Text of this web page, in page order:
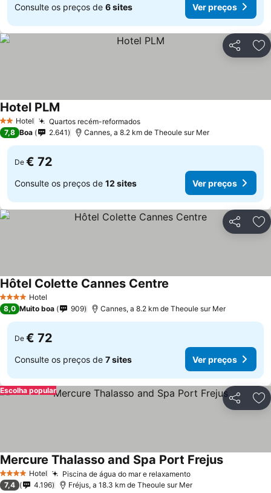
Consulte os preços de 6 sites Ver preços
Partilhar
2 Estrelas
Hotel Quartos recém-reformados
Hotel PLM
7,8 Boa 2.641 Cannes, a 8.2 km de Theoule sur Mer
De € 72
Consulte os preços de 12 sites Ver preços
Partilhar
4 EstrelasHotel
Hôtel Colette Cannes Centre
8,0 Muito boa 909 Cannes, a 8.2 km de Theoule sur Mer
De € 72
Consulte os preços de 7 sites Ver preços
Partilhar
Escolha popular
4 EstrelasHotel Piscina de água do mar e relaxamento
Mercure Thalasso and Spa Port Frejus
7,4 4.196 Fréjus, a 18.3 km de Theoule sur Mer